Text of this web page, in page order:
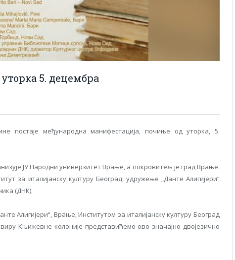
5. децембра
постаје међународна манифестација, почиње од уторка, 5.
ЈУ Народни универзитет Врање, а покровитељ је град Врање.
за италијанску културу Београд, удружење „Данте Алигијери“
(ДНК).
Алигијери“, Врање, Институтом за италијанску културу Београд
Књижевне колоније представићемо ово значајно двојезично